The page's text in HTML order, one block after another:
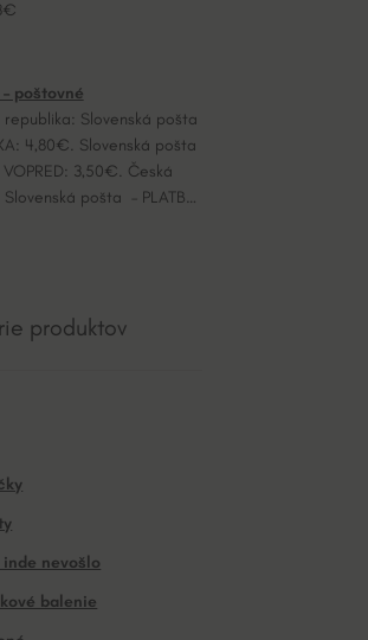
– poštovné
republika: Slovenská pošta
4,80€. Slovenská pošta
VOPRED: 3,50€. Česká
pošta – PLATBA
produktov
inde nevošlo
balenie